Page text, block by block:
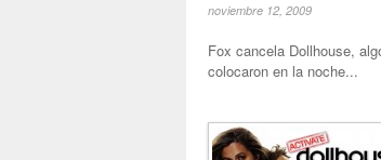
noviembre 12, 2009
Fox cancela Dollhouse,
colocaron en la noche...